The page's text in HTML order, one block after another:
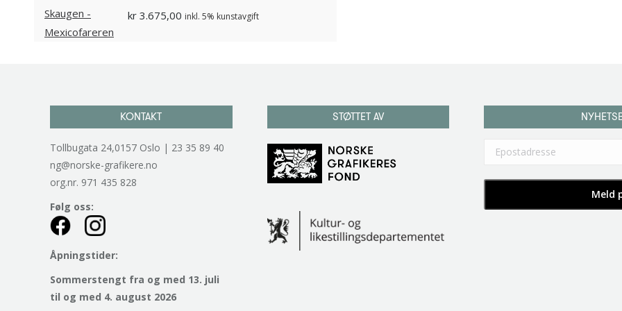
kr 3.675,00 inkl. 5% kunstavgift
KONTAKT
Tollbugata 24,0157 Oslo | 23 35 89 40
ng@norske-grafikere.no
org.nr. 971 435 828
Følg oss:
Åpningstider:
Sommerstengt fra og med 13. juli
til og med 4. august 2026
STØTTET AV